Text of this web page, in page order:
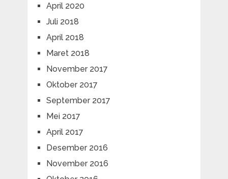
April 2020
Juli 2018
April 2018
Maret 2018
November 2017
Oktober 2017
September 2017
Mei 2017
April 2017
Desember 2016
November 2016